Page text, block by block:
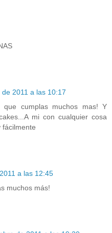
2011 a las 10:17
que cumplas muchos mas! Y
mi con cualquier cosa
fácilmente
a las 12:45
muchos más!